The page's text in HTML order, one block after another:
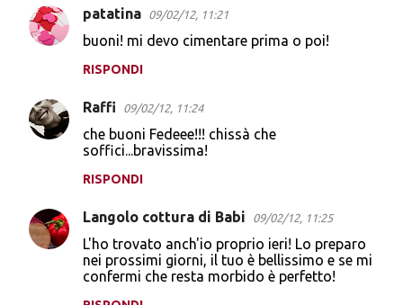
patatina 09/02/12, 11:21
buoni! mi devo cimentare prima o poi!
RISPONDI
Raffi 09/02/12, 11:24
che buoni Fedeee!!! chissà che
soffici...bravissima!
RISPONDI
Langolo cottura di Babi 09/02/12, 11:25
L'ho trovato anch'io proprio ieri! Lo preparo
nei prossimi giorni, il tuo è bellissimo e se mi
confermi che resta morbido è perfetto!